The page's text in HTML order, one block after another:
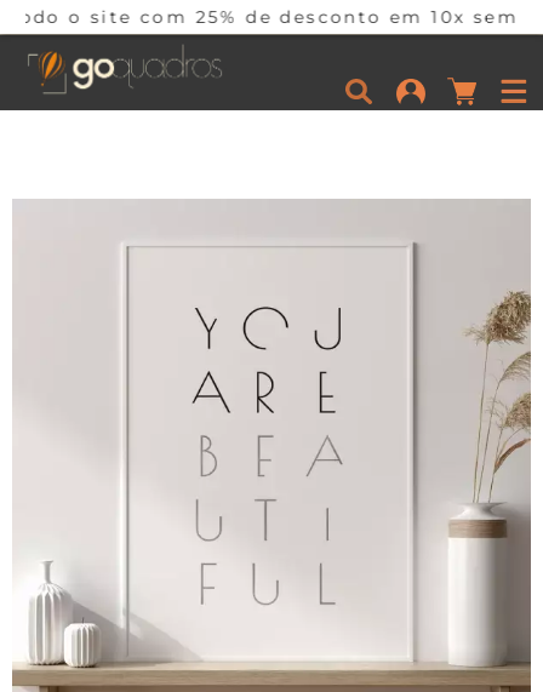
25% de desconto em 10x sem juros por